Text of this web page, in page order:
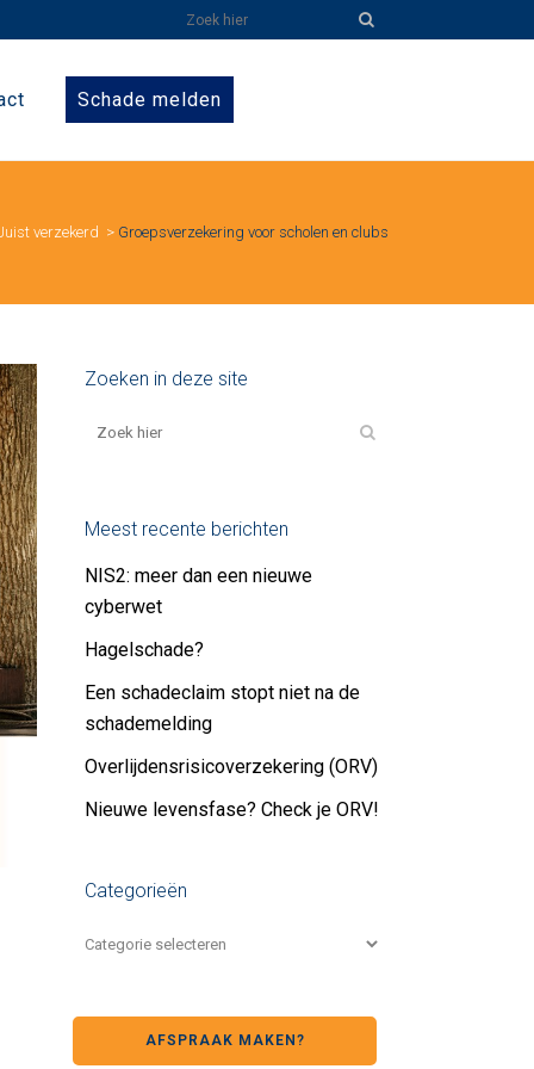
Schade melden
verzekerd > Groepsverzekering voor scholen en clubs
Zoeken in deze site
Meest recente berichten
NIS2: meer dan een nieuwe
cyberwet
Hagelschade?
Een schadeclaim stopt niet na de
schademelding
Overlijdensrisicoverzekering (ORV)
Nieuwe levensfase? Check je ORV!
Categorieën
AFSPRAAK MAKEN?